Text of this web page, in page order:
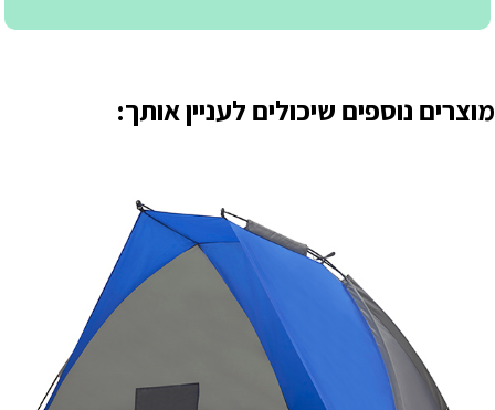
מוצרים נוספים שיכולים לעניין אותך: